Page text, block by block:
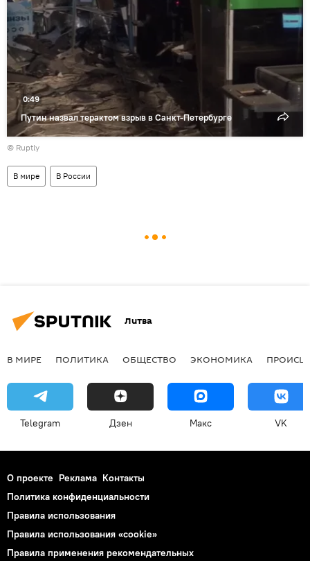
Путин назвал терактом взрыв в Санкт-Петербурге
0:49
© Ruptly
В мире В России
Литва
В МИРЕ ПОЛИТИКА ОБЩЕСТВО ЭКОНОМИКА
Telegram Дзен Макс VK
О проекте Реклама Контакты
Политика конфиденциальности
Правила использования
Правила использования «cookie»
Правила применения рекомендательных